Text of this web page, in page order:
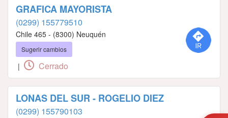
GRAFICA MAYORISTA
(0299) 155779510
Chile 465 - (8300) Neuquén
Sugerir cambios
| Cerrado
LONAS DEL SUR - ROGELIO DIEZ
(0299) 155790103